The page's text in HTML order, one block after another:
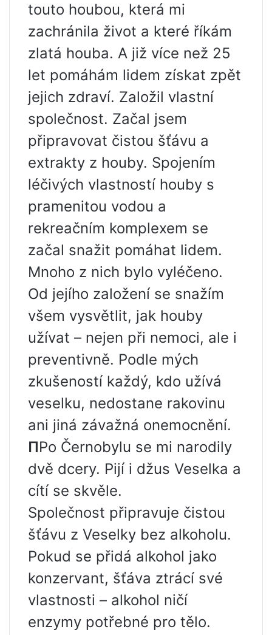
touto houbou, která mi
zachránila život a které říkám
zlatá houba. A již více než 25
let pomáhám lidem získat zpět
jejich zdraví. Založil vlastní
společnost. Začal jsem
připravovat čistou šťávu a
extrakty z houby. Spojením
léčivých vlastností houby s
pramenitou vodou a
rekreačním komplexem se
začal snažit pomáhat lidem.
Mnoho z nich bylo vyléčeno.
Od jejího založení se snažím
všem vysvětlit, jak houby
užívat – nejen při nemoci, ale i
preventivně. Podle mých
zkušeností každý, kdo užívá
veselku, nedostane rakovinu
ani jiná závažná onemocnění.
ПPo Černobylu se mi narodily
dvě dcery. Pijí i džus Veselka a
cítí se skvěle.
Společnost připravuje čistou
šťávu z Veselky bez alkoholu.
Pokud se přidá alkohol jako
konzervant, šťáva ztrácí své
vlastnosti – alkohol ničí
enzymy potřebné pro tělo.